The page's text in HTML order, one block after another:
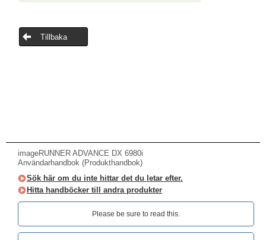
Tillbaka
imageRUNNER ADVANCE DX 6980i
Användarhandbok (Produkthandbok)
Sök här om du inte hittar det du letar efter.
Hitta handböcker till andra produkter
Please be sure to read this.‎